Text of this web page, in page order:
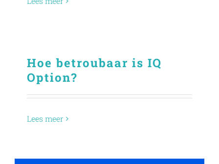
Hoe betroubaar is IQ
Option?
Lees meer